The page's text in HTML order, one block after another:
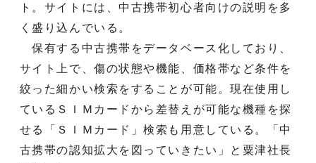
ト。サイトには、中古携帯初心者向けの説明を多
く盛り込んでいる。
保有する中古携帯をデータベース化しており、
サイト上で、傷の状態や機能、価格帯など条件を
絞った細かい検索をすることが可能。現在使用し
ているＳＩＭカードから差替えが可能な機種を探
せる「ＳＩＭカード」検索も用意している。「中
古携帯の認知拡大を図っていきたい」と粟津社長